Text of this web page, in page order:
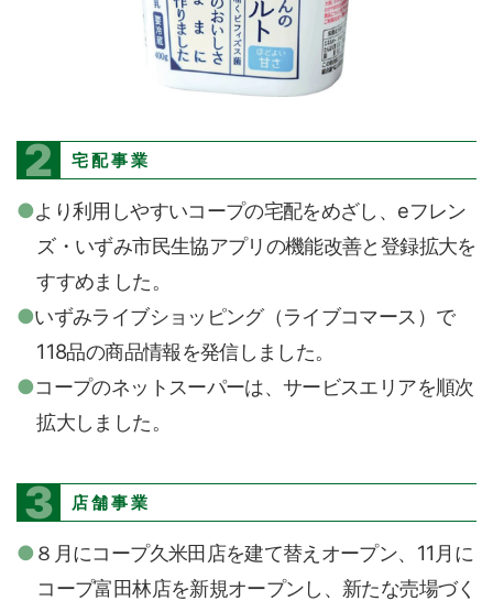
2 宅配事業
より利用しやすいコープの宅配をめざし、eフレン
ズ・いずみ市民生協アプリの機能改善と登録拡大を
すすめました。
いずみライブショッピング（ライブコマース）で
118品の商品情報を発信しました。
コープのネットスーパーは、サービスエリアを順次
拡大しました。
3 店舗事業
８月にコープ久米田店を建て替えオープン、11月に
コープ富田林店を新規オープンし、新たな売場づく